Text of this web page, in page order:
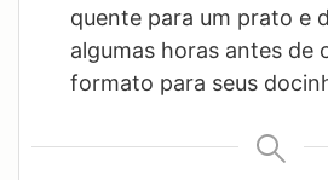
quente para um prato e
algumas horas antes de
formato para seus